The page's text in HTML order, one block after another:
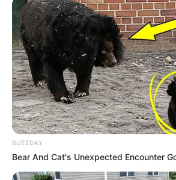
BUZZDAY
Bear And Cat's Unexpected Encounter